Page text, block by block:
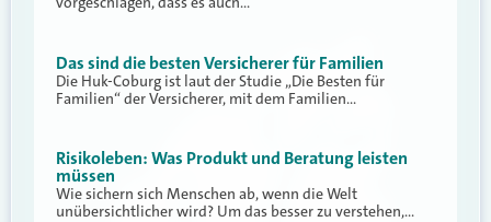
Das sind die besten Versicherer für Familien
Die Huk-Coburg ist laut der Studie „Die Besten für
Familien“ der Versicherer, mit dem Familien…
Risikoleben: Was Produkt und Beratung leisten
müssen
Wie sichern sich Menschen ab, wenn die Welt
unübersichtlicher wird? Um das besser zu verstehen,…